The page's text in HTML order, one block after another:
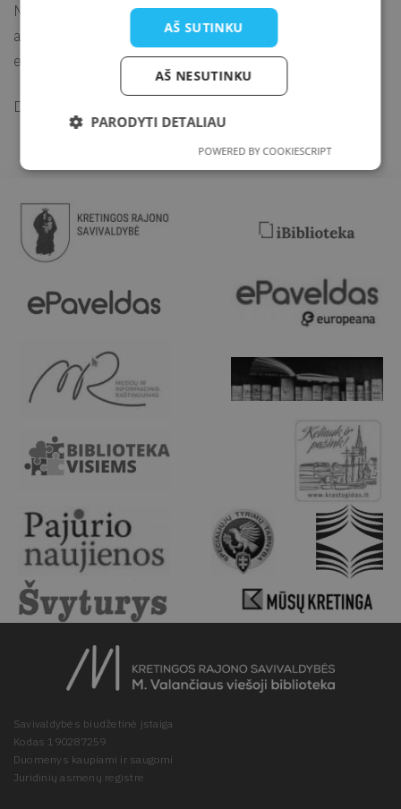
Norinčius prisijungti ir kitus 15–19 m. jaunuolius kviečiame
atvykti į M. Valančiaus viešosios bibliotekos Jaunimo
edukacijos erdvę. Kino seansas nemokamas.
Dokumentiniai filmai kuriami tam, kad juos žiūrėtų!
Savivaldybės biudžetinė įstaiga
Kodas 190287259
Duomenys kaupiami ir saugomi
Juridinių asmenų registre
AŠ SUTINKU
AŠ NESUTINKU
PARODYTI DETALIAU
POWERED BY COOKIESCRIPT